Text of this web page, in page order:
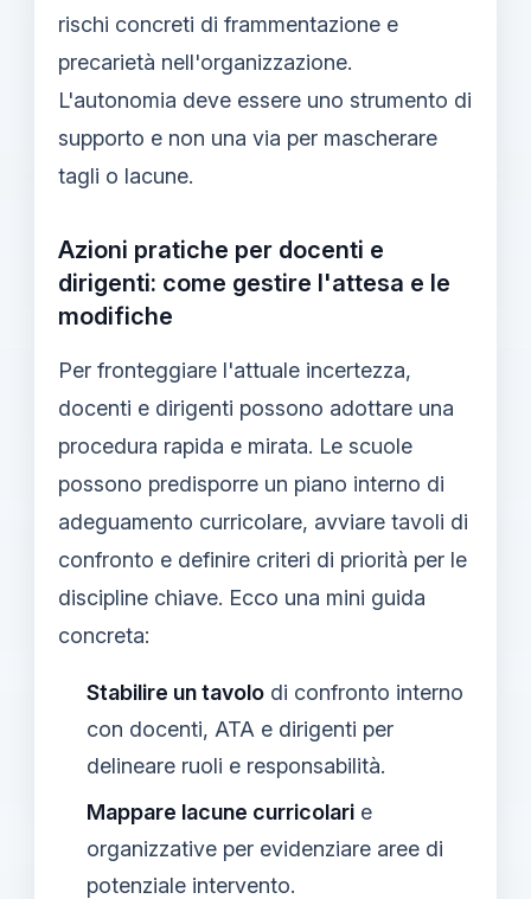
rischi concreti di frammentazione e
precarietà nell'organizzazione.
L'autonomia deve essere uno strumento di
supporto e non una via per mascherare
tagli o lacune.
Azioni pratiche per docenti e
dirigenti: come gestire l'attesa e le
modifiche
Per fronteggiare l'attuale incertezza,
docenti e dirigenti possono adottare una
procedura rapida e mirata. Le scuole
possono predisporre un piano interno di
adeguamento curricolare, avviare tavoli di
confronto e definire criteri di priorità per le
discipline chiave. Ecco una mini guida
concreta:
Stabilire un tavolo di confronto interno
con docenti, ATA e dirigenti per
delineare ruoli e responsabilità.
Mappare lacune curricolari e
organizzative per evidenziare aree di
potenziale intervento.